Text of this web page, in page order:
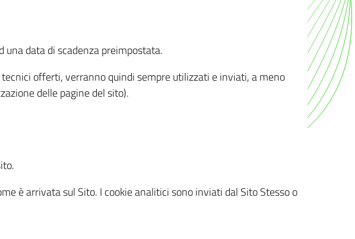
data di scadenza preimpostata.
offerti, verranno quindi sempre utilizzati e inviati, a meno
delle pagine del sito).
è arrivata sul Sito. I cookie analitici sono inviati dal Sito Stesso o